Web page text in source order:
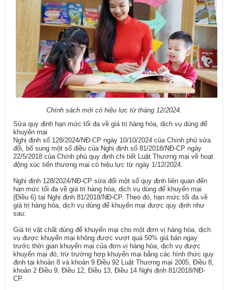
Chính sách mới có hiệu lực từ tháng 12/2024.
Sửa quy định hạn mức tối đa về giá trị hàng hóa, dịch vụ dùng để
khuyến mại
Nghị định số 128/2024/NĐ-CP ngày 10/10/2024 của Chính phủ sửa
đổi, bổ sung một số điều của Nghị định số 81/2018/NĐ-CP ngày
22/5/2018 của Chính phủ quy định chi tiết Luật Thương mại về hoạt
động xúc tiến thương mại có hiệu lực từ ngày 1/12/2024.
Nghị định 128/2024/NĐ-CP sửa đổi một số quy định liên quan đến
hạn mức tối đa về giá trị hàng hóa, dịch vụ dùng để khuyến mại
(Điều 6) tại Nghị định 81/2018/NĐ-CP. Theo đó, hạn mức tối đa về
giá trị hàng hóa, dịch vụ dùng để khuyến mại được quy định như
sau:
Giá trị vật chất dùng để khuyến mại cho một đơn vị hàng hóa, dịch
vụ được khuyến mại không được vượt quá 50% giá bán ngay
trước thời gian khuyến mại của đơn vị hàng hóa, dịch vụ được
khuyến mại đó, trừ trường hợp khuyến mại bằng các hình thức quy
định tại khoản 8 và khoản 9 Điều 92 Luật Thương mại 2005, Điều 8,
khoản 2 Điều 9, Điều 12, Điều 13, Điều 14 Nghị định 81/2018/NĐ-
CP.